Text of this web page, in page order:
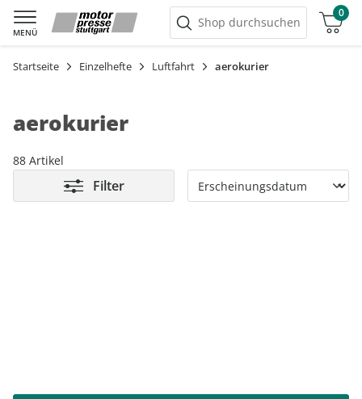
MENÜ
Shop durchsuchen
0
Warenkorb
Startseite Einzelhefte Luftfahrt aerokurier
aerokurier
88 Artikel
Filter